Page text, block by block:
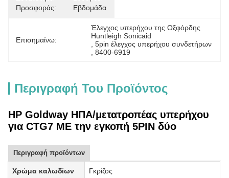
Προσφοράς:
Εβδομάδα
Επισημαίνω:
Έλεγχος υπερήχου της Οξφόρδης
Huntleigh Sonicaid
, 5pin έλεγχος υπερήχου συνδετήρων
, 8400-6919
Περιγραφή Του Προϊόντος
HP Goldway ΗΠΑ/μετατροπέας υπερήχου
για CTG7 ΜΕ την εγκοπή 5PIN δύο
Περιγραφή προϊόντων
Χρώμα καλωδίων Γκρίζος